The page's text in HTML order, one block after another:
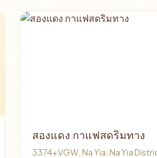
สองแดง กาแฟสดริมทาง
3374+VGW, Na Yia, Na Yia